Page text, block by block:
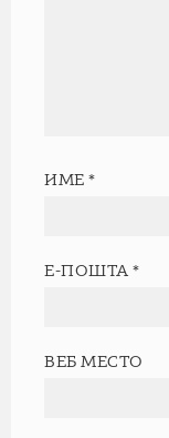
ИМЕ*
Е-ПОШТА*
ВЕБ МЕСТО